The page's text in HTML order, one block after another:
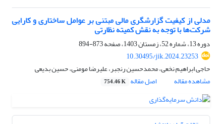
مدلی از کیفیت گزارشگری مالی مبتنی بر عوامل ساختاری و کارایی
شرکت‌ها با توجه به نقش کمیته‌ نظارتی
دوره 13، شماره 52، زمستان 1403، صفحه
873-894
10.30495/jik.2024.23253
حاجی ابراهیم نخعی، محمدحسین رنجبر، علیرضا مومنی، حسین بدیعی
مشاهده مقاله
اصل مقاله 754.46 K